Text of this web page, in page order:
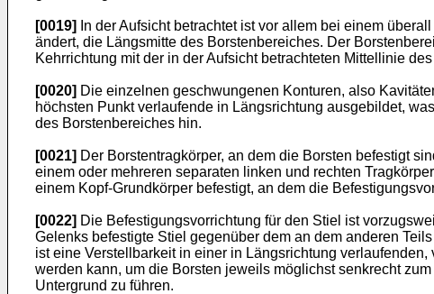
[0019]
In der Aufsicht betrachtet ist vor allem bei einem
ändert, die Längsmitte des Borstenbereiches. Der
Kehrrichtung mit der in der Aufsicht betrachteten Mittellinie
[0020] Die einzelnen geschwungenen Konturen, also
höchsten Punkt verlaufende in Längsrichtung ausgebildet,
des Borstenbereiches hin.
[0021] Der Borstentragkörper, an dem die Borsten befestigt
einem oder mehreren separaten linken und rechten
einem Kopf-Grundkörper befestigt, an dem die
[0022] Die Befestigungsvorrichtung für den Stiel ist
Gelenks befestigte Stiel gegenüber dem an dem anderen
ist eine Verstellbarkeit in einer in Längsrichtung
werden kann, um die Borsten jeweils möglichst senkrecht
Untergrund zu führen.